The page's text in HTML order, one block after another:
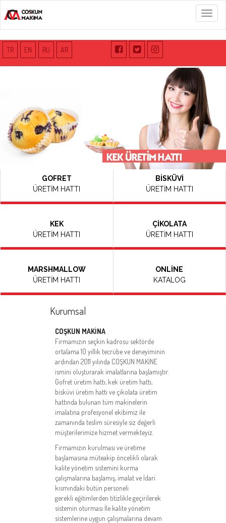
Menü
TR EN RU AR
GOFRET
ÜRETİM HATTI
BİSKÜVİ
ÜRETİM HATTI
KEK
ÜRETİM HATTI
ÇİKOLATA
ÜRETİM HATTI
MARSHMALLOW
ÜRETİM HATTI
ONLİNE
KATALOG
Kurumsal
COŞKUN MAKİNA
Firmamızın seçkin kadrosu sektörde
ortalama 10 yıllık tecrübe ve deneyiminin
ardından 2011 yılında COŞKUN MAKİNE
ismini oluşturarak imalatlarına başlamıştır.
Gofret üretim hattı, kek üretim hattı,
bisküvi üretim hattı ve çikolata üretim
hattında bulunan tüm makinelerin
imalatına profesyonel ekibimiz ile
zamanında teslim süresiyle siz değerli
müşterilerimize hizmet vermekteyiz.
Firmamızın kurulması ve üretime
başlamasına müteakip öncelikli olarak
kalite yönetim sistemini kurma
çalışmalarına başlamış, imalat ve İdari
kısmındaki bütün personeli
gerekli eğitimlerden titizlikle geçirilerek
sistemin oturması İle kalite yönetim
sistemlerine uygun çalışmalarına devam